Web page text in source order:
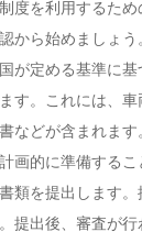
度を利用するた
から始めましょう
が定める基準に基
す。これには、
などが含まれます
画的に準備する
類を提出します。
提出後、審査が